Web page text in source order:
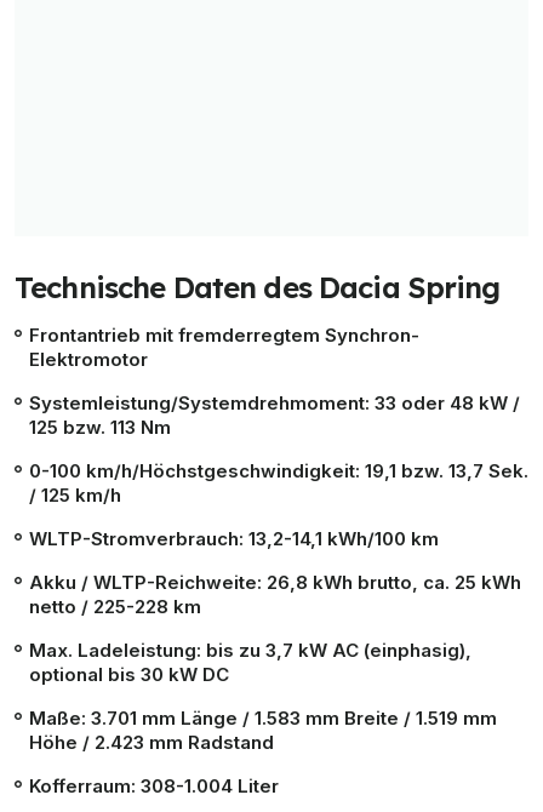
Technische Daten des Dacia Spring
Frontantrieb mit fremderregtem Synchron-
Elektromotor
Systemleistung/Systemdrehmoment: 33 oder 48 kW /
125 bzw. 113 Nm
0-100 km/h/Höchstgeschwindigkeit: 19,1 bzw. 13,7 Sek.
/ 125 km/h
WLTP-Stromverbrauch: 13,2-14,1 kWh/100 km
Akku / WLTP-Reichweite: 26,8 kWh brutto, ca. 25 kWh
netto / 225-228 km
Max. Ladeleistung: bis zu 3,7 kW AC (einphasig),
optional bis 30 kW DC
Maße: 3.701 mm Länge / 1.583 mm Breite / 1.519 mm
Höhe / 2.423 mm Radstand
Kofferraum: 308-1.004 Liter